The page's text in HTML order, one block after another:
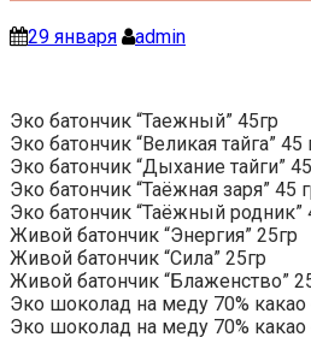
29 января admin
Эко батончик “Таежный” 45гр
Эко батончик “Великая тайга” 45
Эко батончик “Дыхание тайги”
Эко батончик “Таёжная заря” 45
Эко батончик “Таёжный родник”
Живой батончик “Энергия” 25гр
Живой батончик “Сила” 25гр
Живой батончик “Блаженство”
Эко шоколад на меду 70%
Эко шоколад на меду 70%